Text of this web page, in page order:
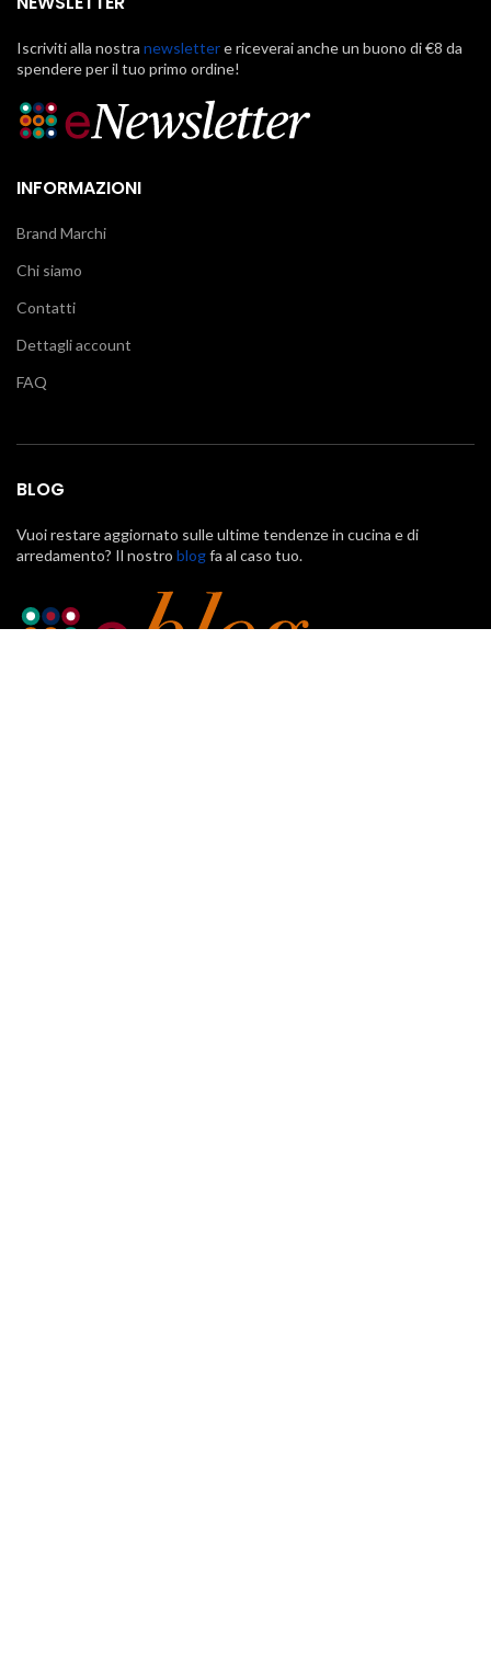
Iscriviti alla nostra newslettere riceverai anche un buono di €8 da
spendere per il tuo primo ordine!
INFORMAZIONI
Brand Marchi
Chi siamo
Contatti
Dettagli account
FAQ
BLOG
Vuoi restare aggiornato sulle ultime tendenze in cucina e di
arredamento? Il nostro blogfa al caso tuo.